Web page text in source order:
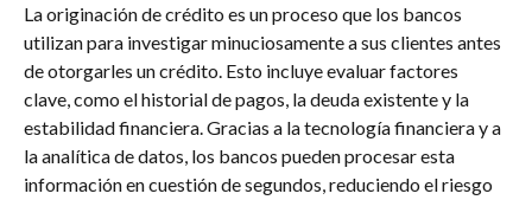
La originación de crédito es un proceso que los bancos
utilizan para investigar minuciosamente a sus clientes antes
de otorgarles un crédito. Esto incluye evaluar factores
clave, como el historial de pagos, la deuda existente y la
estabilidad financiera. Gracias a la tecnología financiera y a
la analítica de datos, los bancos pueden procesar esta
información en cuestión de segundos, reduciendo el riesgo